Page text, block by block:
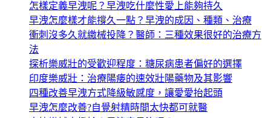
怎樣定義早洩呢？早洩吃什麼性愛上能夠持久
早洩怎麼樣才能撐久一點？早洩的成因、種類、治療
衝刺沒多久就繳械投降？醫師：三種效果很好的治療方
法
探析樂威壯的受歡迎程度：糖尿病患者偏好的選擇
印度樂威壯：治療陽痿的速效壯陽藥物及其影響
四種改善早洩方式降級敏感度，讓愛愛抬起頭
早洩怎麼改善?自覺射精時間太快都可就醫